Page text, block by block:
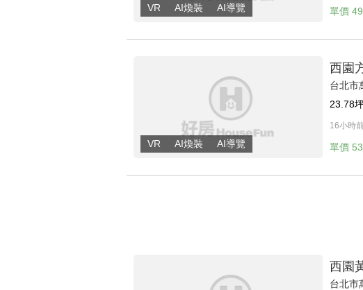
單價
西園
台北市
23.78
16小時
單價
西園
台北市